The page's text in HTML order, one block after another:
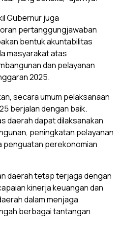
Gubernur juga
pertanggungjawaban
bentuk akuntabilitas
masyarakat atas
dan pelayanan
2025.
secara umum pelaksanaan
berjalan dengan baik.
daerah dapat dilaksanakan
peningkatan pelayanan
penguatan perekonomian
daerah tetap terjaga dengan
kinerja keuangan dan
dalam menjaga
berbagai tantangan